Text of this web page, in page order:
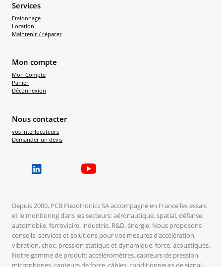
Services
Etalonnage
Location
Maintenir / réparer
Mon compte
Mon Compte
Panier
Déconnexion
Nous contacter
vos interlocuteurs
Demander un devis
Depuis 2000, PCB Piezotronics SA accompagne en France les essais
et le monitoring dans les secteurs: aéronautique, spatial, défense,
automobile, ferroviaire, industrie, R&D, énergie. Nous proposons
conseils, services et solutions pour vos mesures d’accélération,
vibration, choc, pression statique et dynamique, force, acoustiques.
Notre gamme de produit: accéléromètres, capteurs de pression,
microphones, capteurs de force, câbles, conditionneurs de signal,